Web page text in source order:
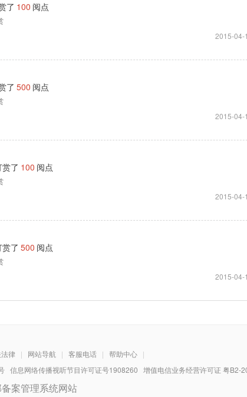
了 100 阅点
2015-04-
了 500 阅点
2015-04-
赏了 100 阅点
2015-04-
赏了 500 阅点
2015-04-
律 | 网站导航 | 客服电话 | 帮助中心 |
信息网络传播视听节目许可证号1908260 增值电信业务经营许可证 粤B2-
案管理系统网站